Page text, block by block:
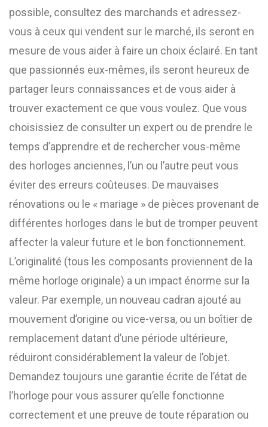
possible, consultez des marchands et adressez-
vous à ceux qui vendent sur le marché, ils seront en
mesure de vous aider à faire un choix éclairé. En tant
que passionnés eux-mêmes, ils seront heureux de
partager leurs connaissances et de vous aider à
trouver exactement ce que vous voulez. Que vous
choisissiez de consulter un expert ou de prendre le
temps d’apprendre et de rechercher vous-même
des horloges anciennes, l’un ou l’autre peut vous
éviter des erreurs coûteuses. De mauvaises
rénovations ou le « mariage » de pièces provenant de
différentes horloges dans le but de tromper peuvent
affecter la valeur future et le bon fonctionnement.
L’originalité (tous les composants proviennent de la
même horloge originale) a un impact énorme sur la
valeur. Par exemple, un nouveau cadran ajouté au
mouvement d’origine ou vice-versa, ou un boîtier de
remplacement datant d’une période ultérieure,
réduiront considérablement la valeur de l’objet.
Demandez toujours une garantie écrite de l’état de
l’horloge pour vous assurer qu’elle fonctionne
correctement et une preuve de toute réparation ou